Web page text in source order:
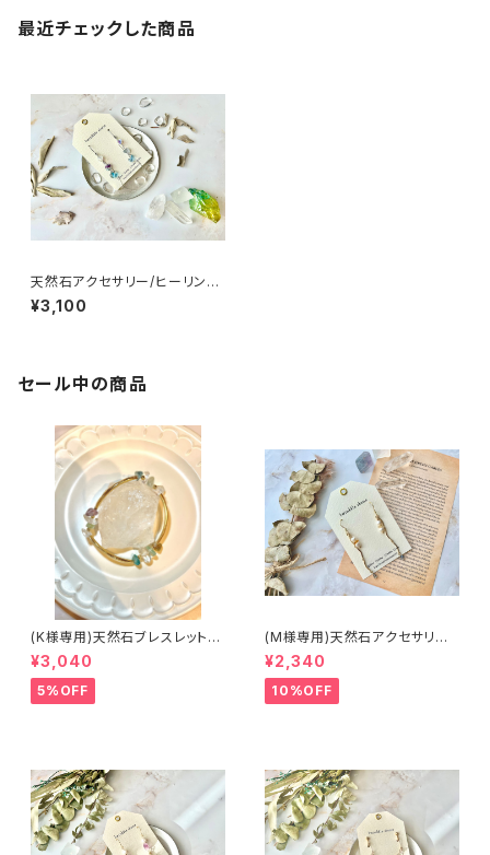
最近チェックした商品
天然石アクセサリー/ヒーリング
入/ピアス
¥3,100
セール中の商品
(K様専用)天然石ブレスレット/
アクセサリー
¥3,040
5%OFF
(M様専用)天然石アクセサリー/
ピアス/ヒーリング入
¥2,340
10%OFF